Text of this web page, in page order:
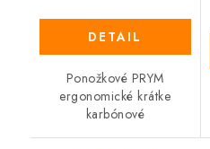
DETAIL
Ponožkové PRYM
ergonomické krátke
karbónové